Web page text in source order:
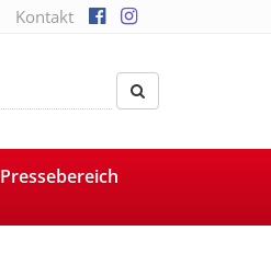
Kontakt
Pressebereich